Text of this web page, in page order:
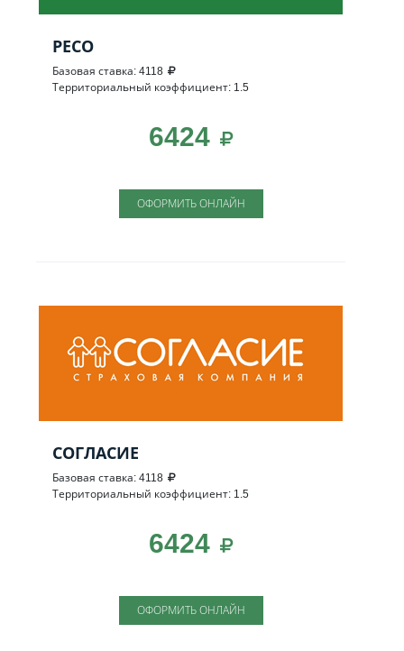
РЕСО
Базовая ставка: 4118
Территориальный коэффициент: 1.5
6424
ОФОРМИТЬ ОНЛАЙН
СОГЛАСИЕ
Базовая ставка: 4118
Территориальный коэффициент: 1.5
6424
ОФОРМИТЬ ОНЛАЙН